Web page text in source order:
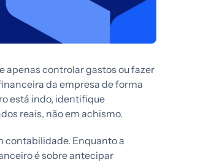
apenas controlar gastos ou fazer
da empresa de forma
está indo, identifique
reais, não em achismo.
Enquanto a
é sobre antecipar